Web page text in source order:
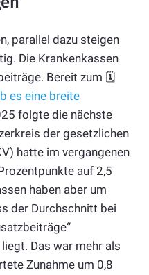
parallel dazu steigen
Die Krankenkassen
Bereit zum 🗓️
es eine breite
folgte die nächste
der gesetzlichen
hatte im vergangenen
auf 2,5
haben aber um
der Durchschnitt bei
Das war mehr als
Zunahme um 0,8